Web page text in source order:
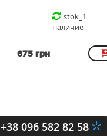
675 грн
stok_1
наличие
+38 096 582 82 58